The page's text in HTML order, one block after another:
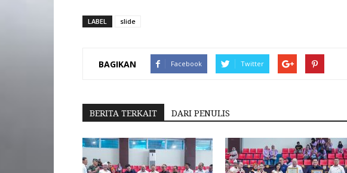
LABEL slide
BAGIKAN Facebook Twitter
BERITA TERKAIT DARI PENULIS